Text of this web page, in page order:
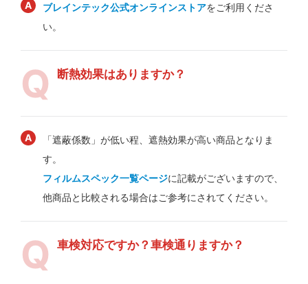
ブレインテック公式オンラインストアをご利用くださ
い。
断熱効果はありますか？
「遮蔽係数」が低い程、遮熱効果が高い商品となりま
す。
フィルムスペック一覧ページに記載がございますので、
他商品と比較される場合はご参考にされてください。
車検対応ですか？車検通りますか？